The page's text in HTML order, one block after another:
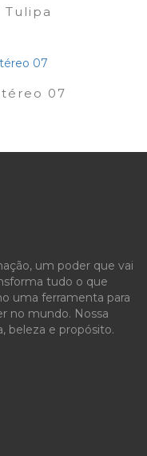
Tulipa
07
um poder que vai
tudo o que
uma ferramenta para
no mundo. Nossa
beleza e propósito.